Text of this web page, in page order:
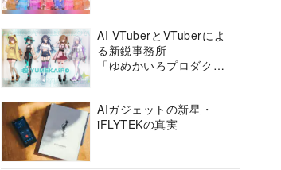
AI VTuberとVTuberによ
る新鋭事務所
「ゆめかいろプロダクシ
AIガジェットの新星・
iFLYTEKの真実